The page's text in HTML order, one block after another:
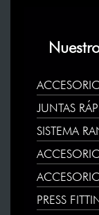
JUNTAS
SISTEMA
PRESS